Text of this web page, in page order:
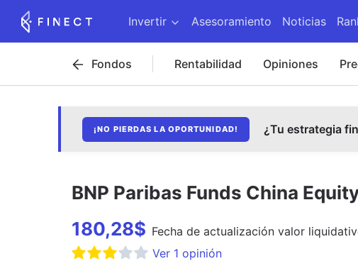
Invertir Asesoramiento Noticias
Fondos Rentabilidad Opiniones
¡NO PIERDAS LA OPORTUNIDAD! ¿Tu estrategia
BNP Paribas Funds China
180,28$ Fecha de actualización valor
Ver 1 opinión